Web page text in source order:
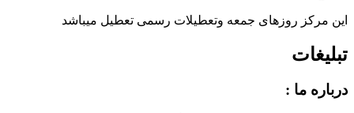
این مرکز روزهای جمعه وتعطیلات رسمی تعطیل میباشد
تبلیغات
درباره ما :